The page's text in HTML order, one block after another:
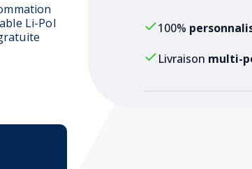
Li-Pol
100%
Livraison multi-